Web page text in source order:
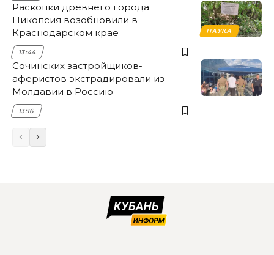
НАУКА
Раскопки древнего города
Никопсия возобновили в
Краснодарском крае
13:44
Сочинских застройщиков-
аферистов экстрадировали из
Молдавии в Россию
13:16